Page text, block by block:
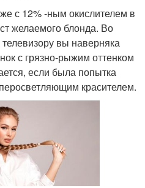
с 12% -ным окислителем в
желаемого блонда. Во
вы наверняка
с грязно-рыжим оттенком
если была попытка
красителем.